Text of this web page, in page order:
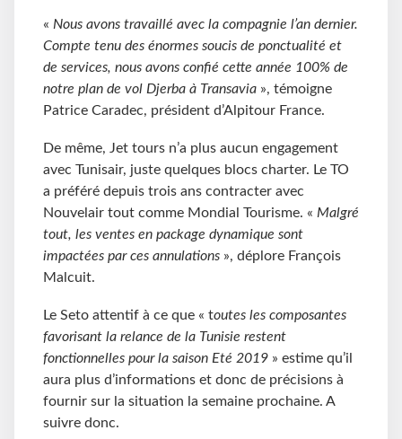
« Nous avons travaillé avec la compagnie l’an dernier.
Compte tenu des énormes soucis de ponctualité et
de services, nous avons confié cette année 100% de
notre plan de vol Djerba à Transavia », témoigne
Patrice Caradec, président d’Alpitour France.
De même, Jet tours n’a plus aucun engagement
avec Tunisair, juste quelques blocs charter. Le TO
a préféré depuis trois ans contracter avec
Nouvelair tout comme Mondial Tourisme. « Malgré
tout, les ventes en package dynamique sont
impactées par ces annulations », déplore François
Malcuit.
Le Seto attentif à ce que « toutes les composantes
favorisant la relance de la Tunisie restent
fonctionnelles pour la saison Eté 2019 » estime qu’il
aura plus d’informations et donc de précisions à
fournir sur la situation la semaine prochaine. A
suivre donc.